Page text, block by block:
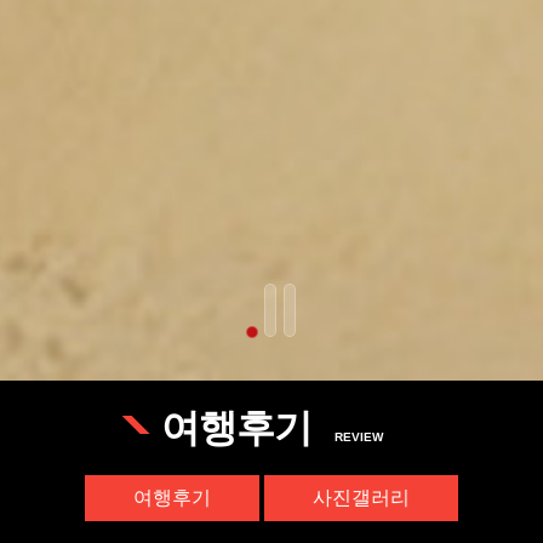
여행후기 REVIEW
여행후기 사진갤러리